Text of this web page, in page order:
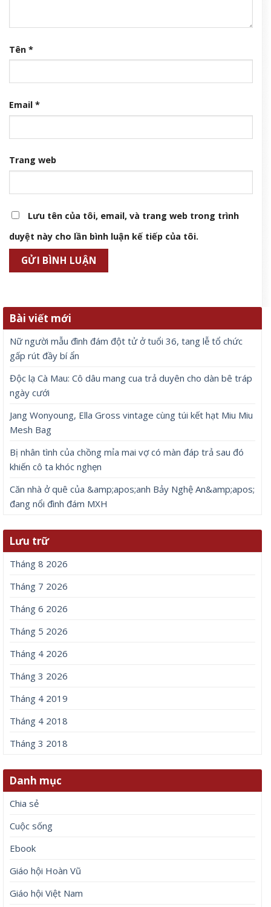
Tên *
Email *
Trang web
Lưu tên của tôi, email, và trang web trong trình
duyệt này cho lần bình luận kế tiếp của tôi.
Bài viết mới
Nữ người mẫu đình đám đột tử ở tuổi 36, tang lễ tổ chức
gấp rút đầy bí ẩn
Độc lạ Cà Mau: Cô dâu mang cua trả duyên cho dàn bê tráp
ngày cưới
Jang Wonyoung, Ella Gross vintage cùng túi kết hạt Miu Miu
Mesh Bag
Bị nhân tình của chồng mỉa mai vợ có màn đáp trả sau đó
khiến cô ta khóc nghẹn
Căn nhà ở quê của &amp;apos;anh Bảy Nghệ An&amp;apos;
đang nổi đình đám MXH
Lưu trữ
Tháng 8 2026
Tháng 7 2026
Tháng 6 2026
Tháng 5 2026
Tháng 4 2026
Tháng 3 2026
Tháng 4 2019
Tháng 4 2018
Tháng 3 2018
Danh mục
Chia sẻ
Cuộc sống
Ebook
Giáo hội Hoàn Vũ
Giáo hội Việt Nam